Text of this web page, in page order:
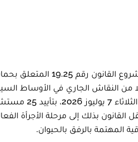
صادق مجلس المستشارين،
النقاش الجاري في الأوساط
الذي صادق عليه
القانون بذلك إلى مرحلة الأجرأة
المهتمة بالرفق بالحيوان.